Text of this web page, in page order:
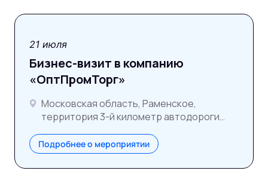
21 июля
Бизнес-визит в компанию
«ОптПромТорг»
Московская область, Раменское,
территория 3-й километр автодороги
Подробнее о мероприятии